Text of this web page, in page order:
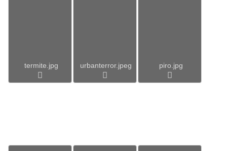
termite.jpg urbanterror.jpeg piro.jpg